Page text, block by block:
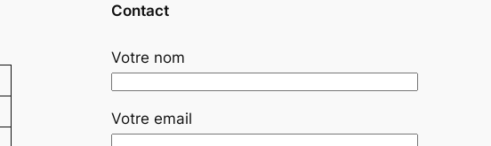
Contact
Votre nom
Votre email